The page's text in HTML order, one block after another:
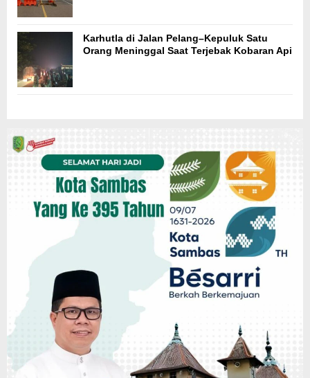
Karhutla di Jalan Pelang–Kepuluk Satu
Orang Meninggal Saat Terjebak Kobaran Api